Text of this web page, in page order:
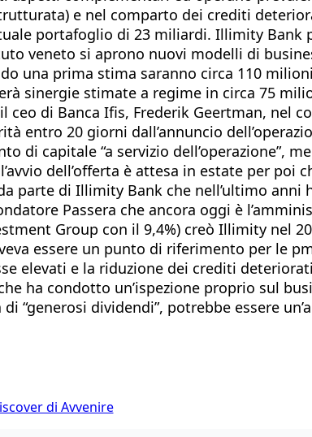
e nel comparto dei crediti
portafoglio di 23 miliardi. Illimity
veneto si aprono nuovi modelli di
una prima stima saranno circa 110
sinergie stimate a regime in circa 75
di Banca Ifis, Frederik Geertman, nel
entro 20 giorni dall’annuncio
di capitale “a servizio
dell’offerta è attesa in estate per poi
parte di Illimity Bank che nell’ultimo
Passera che ancora oggi è
Group con il 9,4%) creò Illimity
essere un punto di riferimento per le
elevati e la riduzione dei crediti
ha condotto un’ispezione proprio sul
“generosi dividendi”, potrebbe essere
di Avvenire